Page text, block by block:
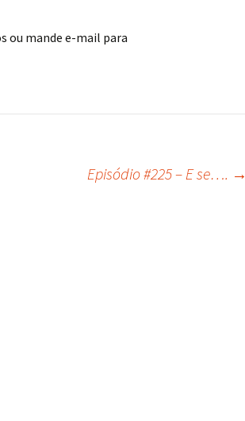
ou mande e-mail para
Episódio #225 – E se…. →